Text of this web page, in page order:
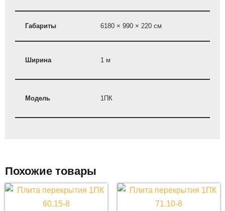
Габариты 6180 × 990 × 220 см
Ширина 1 м
Модель 1ПК
Похожие товары